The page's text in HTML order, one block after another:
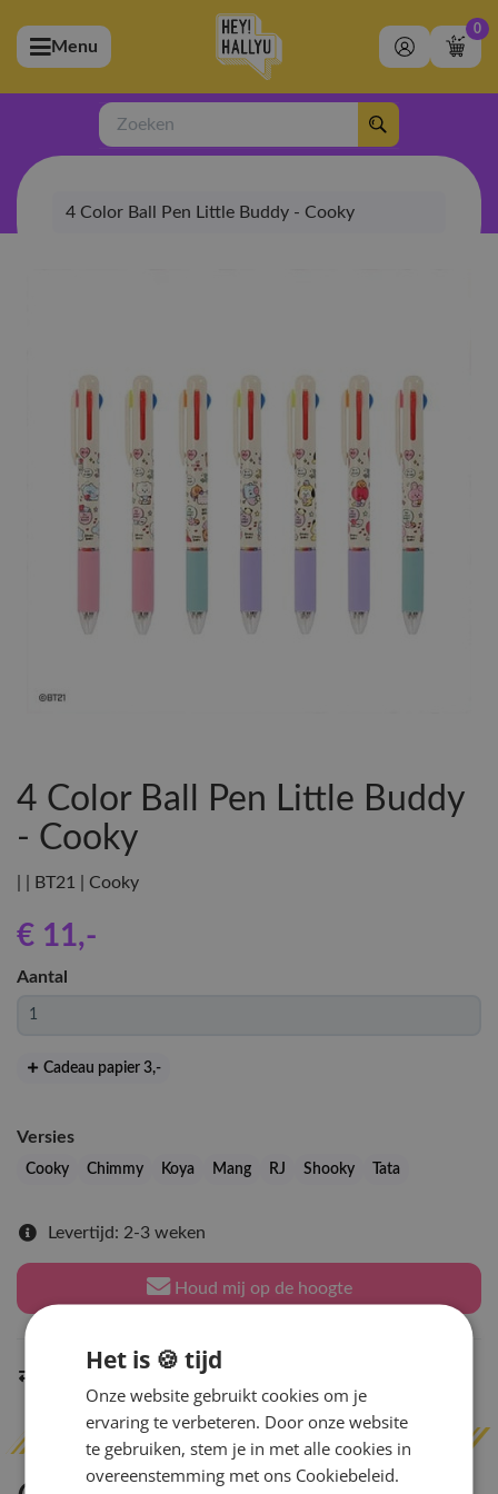
(Artiesten)
(Merchandise)
(Exclusive)
(Winkel)
Menu
0
Zoeken
4 Color Ball Pen Little Buddy - Cooky
4 Color Ball Pen Little Buddy
- Cooky
| | BT21 | Cooky
€ 11,-
Aantal
Cadeau papier 3,-
Versies
Cooky Chimmy Koya Mang RJ Shooky Tata
Levertijd: 2-3 weken
Houd mij op de hoogte
binnen 2 werkdagen
Het is 🍪 tijd
Onze website gebruikt cookies om je
ervaring te verbeteren. Door onze website
te gebruiken, stem je in met alle cookies in
overeenstemming met ons Cookiebeleid.